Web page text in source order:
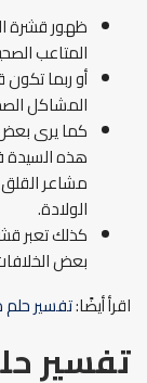
ظهور قشرة
المتاعب
أو ربما
المشاكل
كما يرى
هذه السيدة
مشاعر
الولادة.
كذلك تعبر
بعض
اقرأ أيضًا:تفسير
تفسير